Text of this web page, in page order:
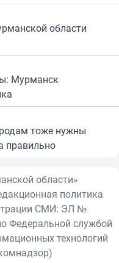
области
Мурманск
тоже нужны
правильно
области»
политика
СМИ: ЭЛ №
Федеральной службой
технологий